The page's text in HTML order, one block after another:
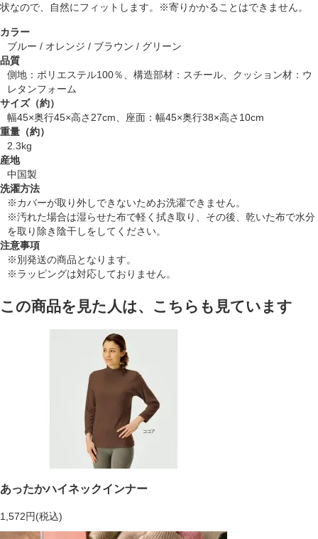
状なので、自然にフィットします。※寄りかかることはできません。
カラー
ブルー / オレンジ / ブラウン / グリーン
品質
側地：ポリエステル100％、構造部材：スチール、クッション材：ウ
レタンフォーム
サイズ（約）
幅45×奥行45×高さ27cm、座面：幅45×奥行38×高さ10cm
重量（約）
2.3kg
産地
中国製
洗濯方法
※カバーが取り外しできないためお洗濯できません。
※汚れた場合は湿らせた布で軽く拭き取り、その後、乾いた布で水分
を取り除き陰干しをしてください。
注意事項
※別発送の商品となります。
※ラッピングは対応しておりません。
この商品を見た人は、こちらも見ています
あったかハイネックインナー
1,572円(税込)